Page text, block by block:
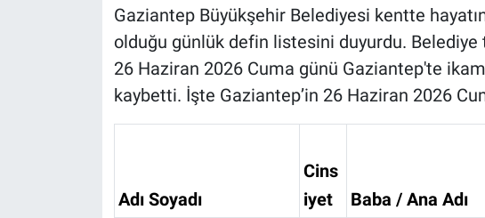
Gaziantep Büyükşehir Belediyesi kentte
olduğu günlük defin listesini duyurdu. Belediye
26 Haziran 2026 Cuma günü Gaziantep'te
kaybetti. İşte Gaziantep’in 26 Haziran 2026
Adı Soyadı
Cins
iyet
Baba / Ana Adı